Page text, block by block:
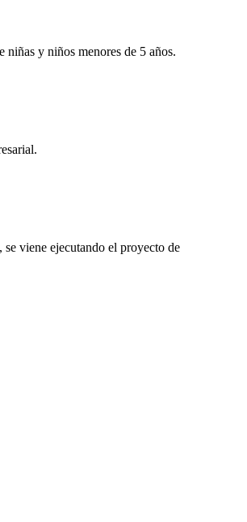
y niños menores de 5 años.
se viene ejecutando el proyecto de